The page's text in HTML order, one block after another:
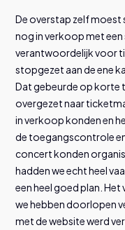
De overstap zelf moest
nog in verkoop met een
verantwoordelijk voor
stopgezet aan de ene
Dat gebeurde op korte
overgezet naar
in verkoop konden en
de toegangscontrole
concert konden
hadden we echt heel
een heel goed plan.
we hebben doorlopen
met de website werd